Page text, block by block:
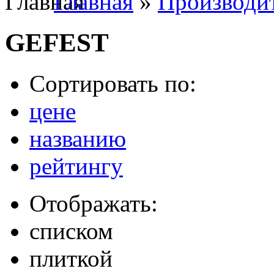
GEFEST
Сортировать по:
цене
названию
рейтингу
Отображать:
списком
плиткой